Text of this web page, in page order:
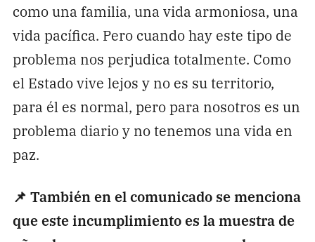
como una familia, una vida armoniosa, una
vida pacífica. Pero cuando hay este tipo de
problema nos perjudica totalmente. Como
el Estado vive lejos y no es su territorio,
para él es normal, pero para nosotros es un
problema diario y no tenemos una vida en
paz.
📌 También en el comunicado se menciona
que este incumplimiento es la muestra de